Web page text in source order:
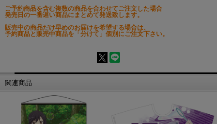
ご予約商品を含む複数の商品を合わせてご注文した場合
発売日の一番遅い商品にまとめて発送致します。
販売中の商品だけ早めのお届けを希望する場合は、
予約商品と販売中商品を「分けて」個別にご注文下さい。
関連商品